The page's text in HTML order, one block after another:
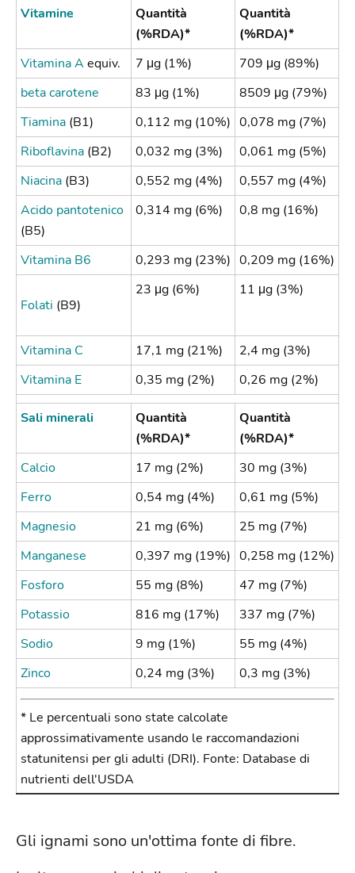
Vitamine
Quantità
(%RDA)*
Quantità
(%RDA)*
Vitamina A equiv. 7 μg (1%)
709 μg (89%)
beta carotene
83 μg (1%)
8509 μg (79%)
Tiamina (B1) 0,112 mg (10%) 0,078 mg (7%)
Riboflavina (B2) 0,032 mg (3%)
0,061 mg (5%)
Niacina (B3) 0,552 mg (4%)
0,557 mg (4%)
Acido pantotenico
(B5)
0,314 mg (6%) 0,8 mg (16%)
Vitamina B6 0,293 mg (23%) 0,209 mg (16%)
Folati (B9)
23 μg (6%) 11 μg (3%)
Vitamina C 17,1 mg (21%)
2,4 mg (3%)
Vitamina E
0,35 mg (2%) 0,26 mg (2%)
Sali minerali
Quantità
(%RDA)*
Quantità
(%RDA)*
Calcio
17 mg (2%)
30 mg (3%)
Ferro
0,54 mg (4%)
0,61 mg (5%)
Magnesio
21 mg (6%)
25 mg (7%)
Manganese
0,397 mg (19%) 0,258 mg (12%)
Fosforo
55 mg (8%)
47 mg (7%)
Potassio
816 mg (17%)
337 mg (7%)
Sodio
9 mg (1%)
55 mg (4%)
Zinco
0,24 mg (3%) 0,3 mg (3%)
* Le percentuali sono state calcolate
approssimativamente usando le raccomandazioni
statunitensi per gli adulti (DRI). Fonte: Database di
nutrienti dell'USDA
Gli ignami sono un'ottima fonte di fibre.